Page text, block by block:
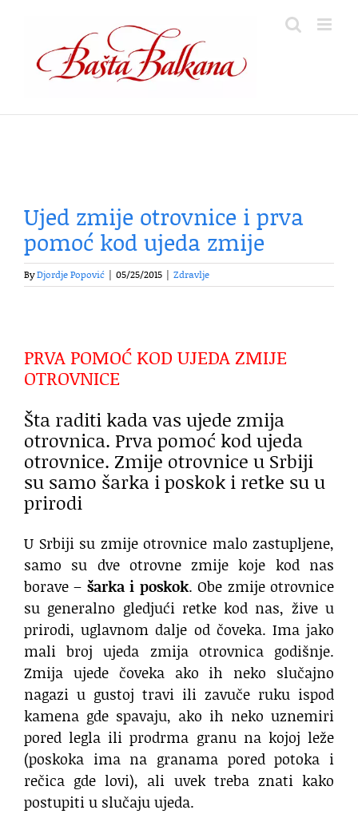
content
Ujed zmije otrovnice i prva
pomoć kod ujeda zmije
ByDjordje Popović 05/25/2015 Zdravlje
PRVA POMOĆ KOD UJEDA ZMIJE
OTROVNICE
Šta raditi kada vas ujede zmija
otrovnica. Prva pomoć kod ujeda
otrovnice. Zmije otrovnice u Srbiji
su samo šarka i poskok i retke su u
prirodi
U Srbiji su zmije otrovnice malo zastupljene,
samo su dve otrovne zmije koje kod nas
borave – šarka i poskok. Obe zmije otrovnice
su generalno gledjući retke kod nas, žive u
prirodi, uglavnom dalje od čoveka. Ima jako
mali broj ujeda zmija otrovnica godišnje.
Zmija ujede čoveka ako ih neko slučajno
nagazi u gustoj travi ili zavuče ruku ispod
kamena gde spavaju, ako ih neko uznemiri
pored legla ili prodrma granu na kojoj leže
(poskoka ima na granama pored potoka i
rečica gde lovi), ali uvek treba znati kako
postupiti u slučaju ujeda.